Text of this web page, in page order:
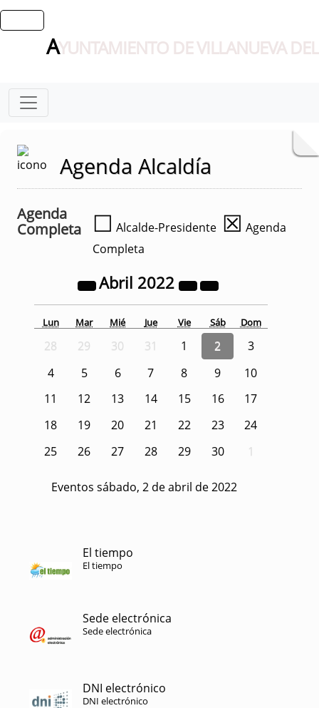
AYUNTAMIENTO DE VILLANUEVA
Agenda Alcaldía
Agenda
Completa
☐ Alcalde-Presidente ☒ Agenda
Completa
Abril 2022
Lun Mar Mié Jue Vie Sáb Dom
28 29 30 31 1 2
3
4
5 6 7 8 9
10
11
12 13 14 15 16
17
18
19 20 21 22 23
24
25
26 27 28 29 30 1
Eventos sábado, 2 de abril de 2022
El tiempo
El tiempo
Sede electrónica
Sede electrónica
DNI electrónico
DNI electrónico